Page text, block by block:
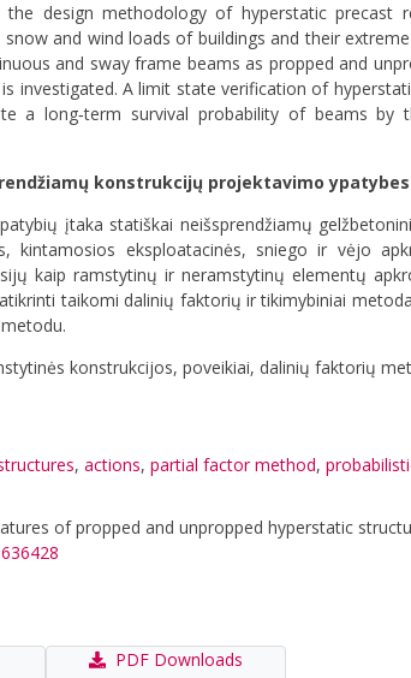
design methodology of hyperstatic precast
and wind loads of buildings and their
and sway frame beams as propped and
A limit state verification of
a long‐term survival probability of beams by
konstrukcijų projektavimo ypatybes
įtaka statiškai neišsprendžiamų
kintamosios eksploatacinės, sniego ir vėjo
kaip ramstytinų ir neramstytinų elementų
taikomi dalinių faktorių ir tikimybiniai
konstrukcijos, poveikiai, dalinių faktorių
, actions, partial factor method,
of propped and unpropped hyperstatic
PDF Downloads